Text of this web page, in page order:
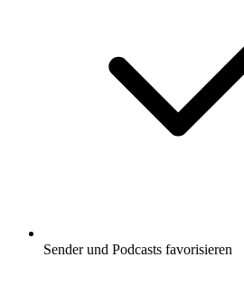
Sender und Podcasts favorisieren